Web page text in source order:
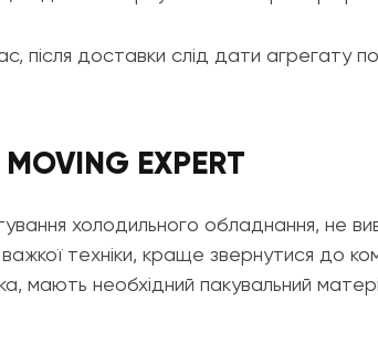
після доставки слід дати агрегату
EXPERT
холодильного обладнання, не
техніки, краще звернутися до
мають необхідний пакувальний